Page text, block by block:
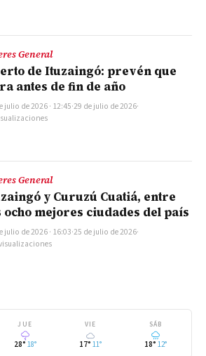
General
de Ituzaingó: prevén que
antes de fin de año
julio de 2026 · 12:45·29 de julio de 2026·
General
y Curuzú Cuatiá, entre
ocho mejores ciudades del país
julio de 2026 · 16:03·25 de julio de 2026·
JUE
28° 18°
VIE
17° 11°
SÁB
18° 12°